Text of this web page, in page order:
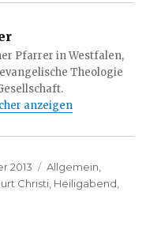
Pfarrer in Westfalen,
Theologie
anzeigen
2013 Kategorien
Allgemein
Christi Heiligabend